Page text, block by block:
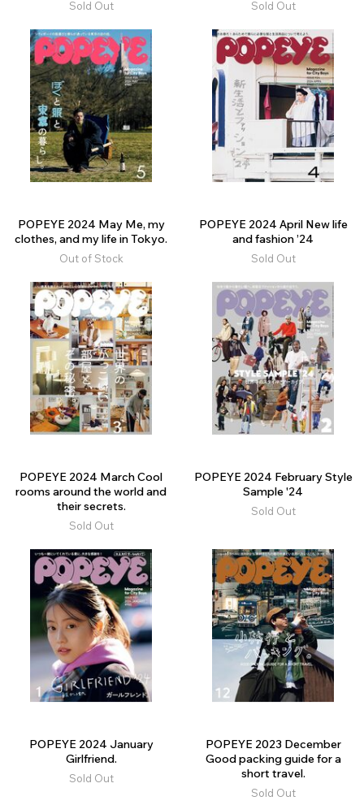
Sold Out Sold Out
POPEYE 2024 May Me, my
clothes, and my life in Tokyo.
Out of Stock
POPEYE 2024 April New life
and fashion ’24
Sold Out
POPEYE 2024 March Cool
rooms around the world and
their secrets.
Sold Out
POPEYE 2024 February Style
Sample '24
Sold Out
POPEYE 2024 January
Girlfriend.
Sold Out
POPEYE 2023 December
Good packing guide for a
short travel.
Sold Out